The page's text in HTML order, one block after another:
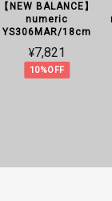
【NEW BALANCE】
numeric
YS306MAR/18cm
¥7,821
10%OFF